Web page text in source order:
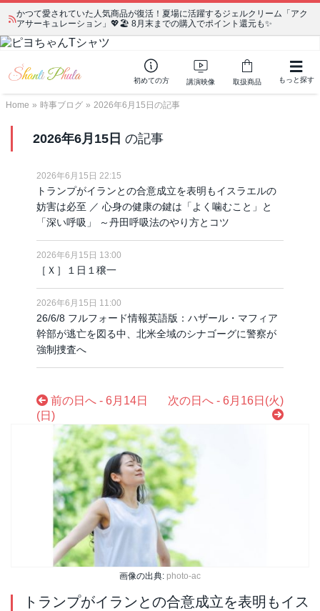
かつて愛されていた人気商品が復活！夏場に活躍するジェルクリーム「アク
アサーキュレーション」💖🏖️ 8月末までの購入でポイント還元も✨
初めての方 講演映像 取扱商品 もっと探す
Home » 時事ブログ » 2026年6月15日の記事
2026年6月15日 の記事
2026年6月15日 22:15
トランプがイランとの合意成立を表明もイスラエルの
妨害は必至 ／ 心身の健康の鍵は「よく噛むこと」と
「深い呼吸」 ～丹田呼吸法のやり方とコツ
2026年6月15日 13:00
［Ｘ］１日１穣一
2026年6月15日 11:00
26/6/8 フルフォード情報英語版：ハザール・マフィア
幹部が逃亡を図る中、北米全域のシナゴーグに警察が
強制捜査へ
前の日へ - 6月14日
(日)
次の日へ - 6月16日(火)
画像の出典: photo-ac
トランプがイランとの合意成立を表明もイス